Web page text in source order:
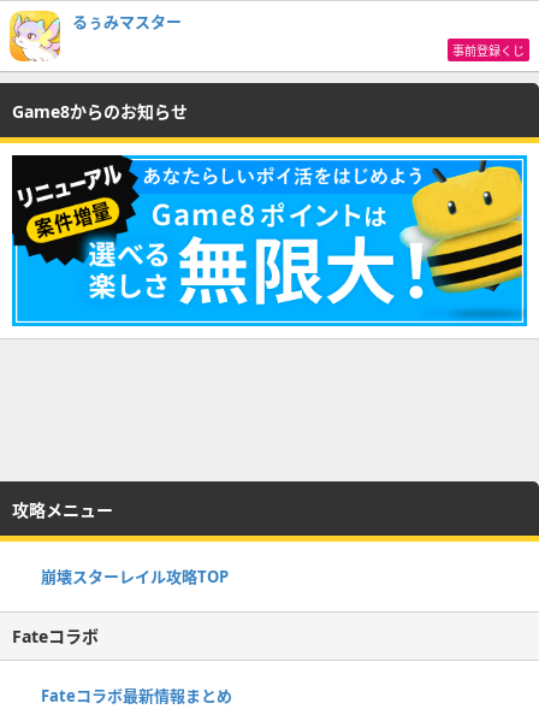
るぅみマスター
事前登録くじ
Game8からのお知らせ
攻略メニュー
崩壊スターレイル攻略TOP
Fateコラボ
Fateコラボ最新情報まとめ